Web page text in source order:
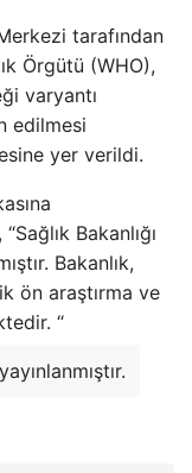
tarafından
Örgütü (WHO),
varyantı
edilmesi
yer verildi.
Bakanlığı
Bakanlık,
ön araştırma ve
“